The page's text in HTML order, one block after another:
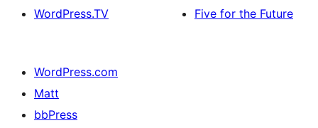
WordPress.TV
Five for the Future
WordPress.com
Matt
bbPress